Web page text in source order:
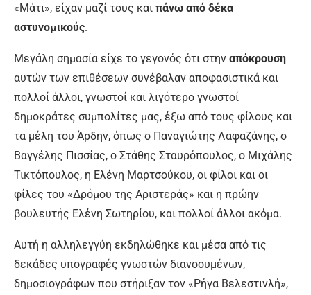
«Μάτι», είχαν μαζί τους και πάνω από δέκα
αστυνομικούς.
Μεγάλη σημασία είχε το γεγονός ότι στην απόκρουση
αυτών των επιθέσεων συνέβαλαν αποφασιστικά και
πολλοί άλλοι, γνωστοί και λιγότερο γνωστοί
δημοκράτες συμπολίτες μας, έξω από τους φίλους και
τα μέλη του Άρδην, όπως ο Παναγιώτης Λαφαζάνης, ο
Βαγγέλης Πισσίας, ο Στάθης Σταυρόπουλος, ο Μιχάλης
Τικτόπουλος, η Ελένη Μαρτσούκου, οι φίλοι και οι
φίλες του «Δρόμου της Αριστεράς» και η πρώην
βουλευτής Ελένη Σωτηρίου, και πολλοί άλλοι ακόμα.
Αυτή η αλληλεγγύη εκδηλώθηκε και μέσα από τις
δεκάδες υπογραφές γνωστών διανοουμένων,
δημοσιογράφων που στήριξαν τον «Ρήγα Βελεστινλή»,